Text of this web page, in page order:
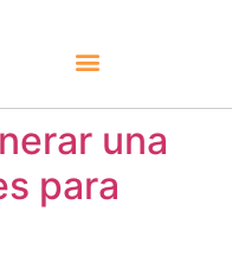
una
para